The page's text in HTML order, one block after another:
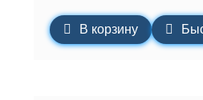
В корзину